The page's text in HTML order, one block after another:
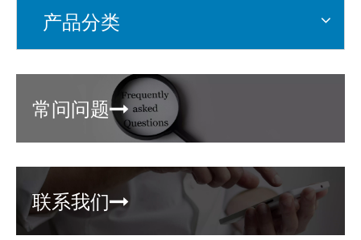
产品分类
常问问题
联系我们